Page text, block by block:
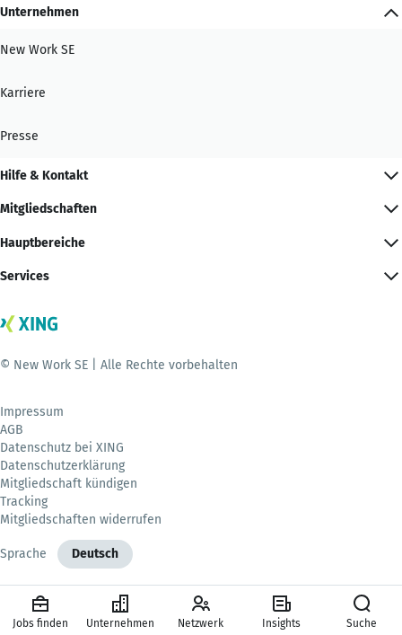
Unternehmen
New Work SE
Karriere
Presse
Hilfe & Kontakt
Mitgliedschaften
Hauptbereiche
Services
© New Work SE | Alle Rechte vorbehalten
Impressum
AGB
Datenschutz bei XING
Datenschutzerklärung
Mitgliedschaft kündigen
Tracking
Mitgliedschaften widerrufen
Sprache Deutsch
Jobs finden Unternehmen Netzwerk Insights Suche